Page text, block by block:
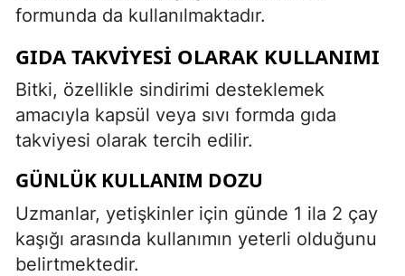
formunda da kullanılmaktadır.
GIDA TAKVIYESI OLARAK KULLANIMI
Bitki, özellikle sindirimi desteklemek
amacıyla kapsül veya sıvı formda gıda
takviyesi olarak tercih edilir.
GÜNLÜK KULLANIM DOZU
Uzmanlar, yetişkinler için günde 1 ila 2 çay
kaşığı arasında kullanımın yeterli olduğunu
belirtmektedir.